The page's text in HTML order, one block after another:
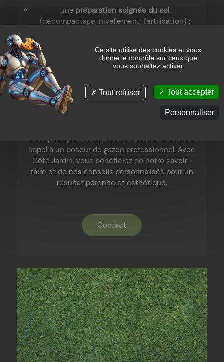
Ce site utilise des cookies et vous
donne le contrôle sur ceux que
vous souhaitez activer
Tout accepter
Tout refuser
Personnaliser
une préparation soignée du sol
(décompactage, nivellement, fertilisation) ;
le choix d’un
une période de semis propice, au printemps
unsuivi rigoureuxpour garantir une
C'est pourquoi il est vivement conseillé de faire
appel à un poseur de gazon professionnel. Avec
Côté Jardin, vous bénéficiez de notre savoir-
faire et de nos conseils personnalisés pour un
résultat pérenne et esthétique.
Contact